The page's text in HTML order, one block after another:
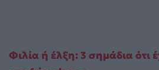
Φιλία ή έλξη: 3 σημάδια ότι